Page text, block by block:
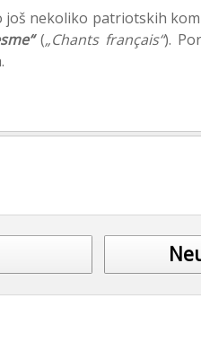
još nekoliko patriotskih
(„Chants français“).